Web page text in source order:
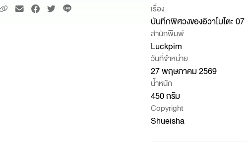
เรื่อง
บันทึกพิศวงของอิวาโมโตะ 07
สำนักพิมพ์
Luckpim
วันที่จำหน่าย
27 พฤษภาคม 2569
น้ำหนัก
450 กรัม
Copyright
Shueisha